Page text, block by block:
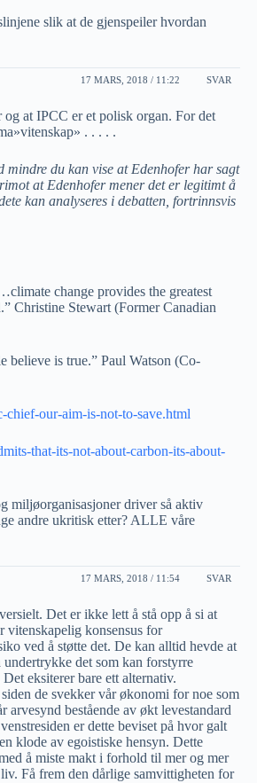
slik at de gjenspeiler hvordan
17 MARS, 2018 / 11:22 SVAR
og at IPCC er et polisk organ. For det
. . . . .
du kan vise at Edenhofer har sagt
at Edenhofer mener det er legitimt å
kan analyseres i debatten, fortrinnsvis
change provides the greatest
Christine Stewart (Former Canadian
believe is true.” Paul Watson (Co-
chief-our-aim-is-not-to-save.html
that-its-not-about-carbon-its-about-
miljøorganisasjoner driver så aktiv
andre ukritisk etter? ALLE våre
17 MARS, 2018 / 11:54 SVAR
Det er ikke lett å stå opp å si at
vitenskapelig konsensus for
ved å støtte det. De kan alltid hevde at
undertrykke det som kan forstyrre
eksiterer bare ett alternativ.
de svekker vår økonomi for noe som
bestående av økt levestandard
er dette beviset på hvor galt
klode av egoistiske hensyn. Dette
å miste makt i forhold til mer og mer
Få frem den dårlige samvittigheten for